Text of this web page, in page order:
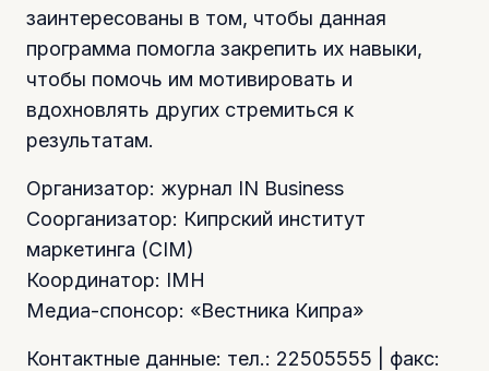
заинтересованы в том, чтобы данная
программа помогла закрепить их навыки,
чтобы помочь им мотивировать и
вдохновлять других стремиться к
результатам.
Организатор: журнал IN Business
Соорганизатор: Кипрский институт
маркетинга (CIM)
Координатор: IMH
Медиа-спонсор: «Вестника Кипра»
Контактные данные: тел.: 22505555 | факс: